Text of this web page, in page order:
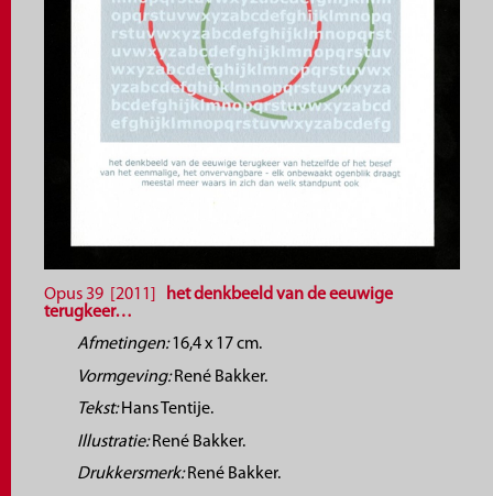
Opus 39 [2011]
het denkbeeld van de eeuwige
terugkeer…
Afmetingen:16,4 x 17 cm.
Vormgeving:René Bakker.
Tekst:Hans Tentije.
Illustratie:René Bakker.
Drukkersmerk:René Bakker.